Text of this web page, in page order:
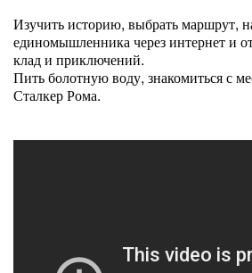
Изучить историю, выбрать маршрут,
единомышленника через интернет и
клад и приключений.
Пить болотную воду, знакомиться с
Сталкер Рома.